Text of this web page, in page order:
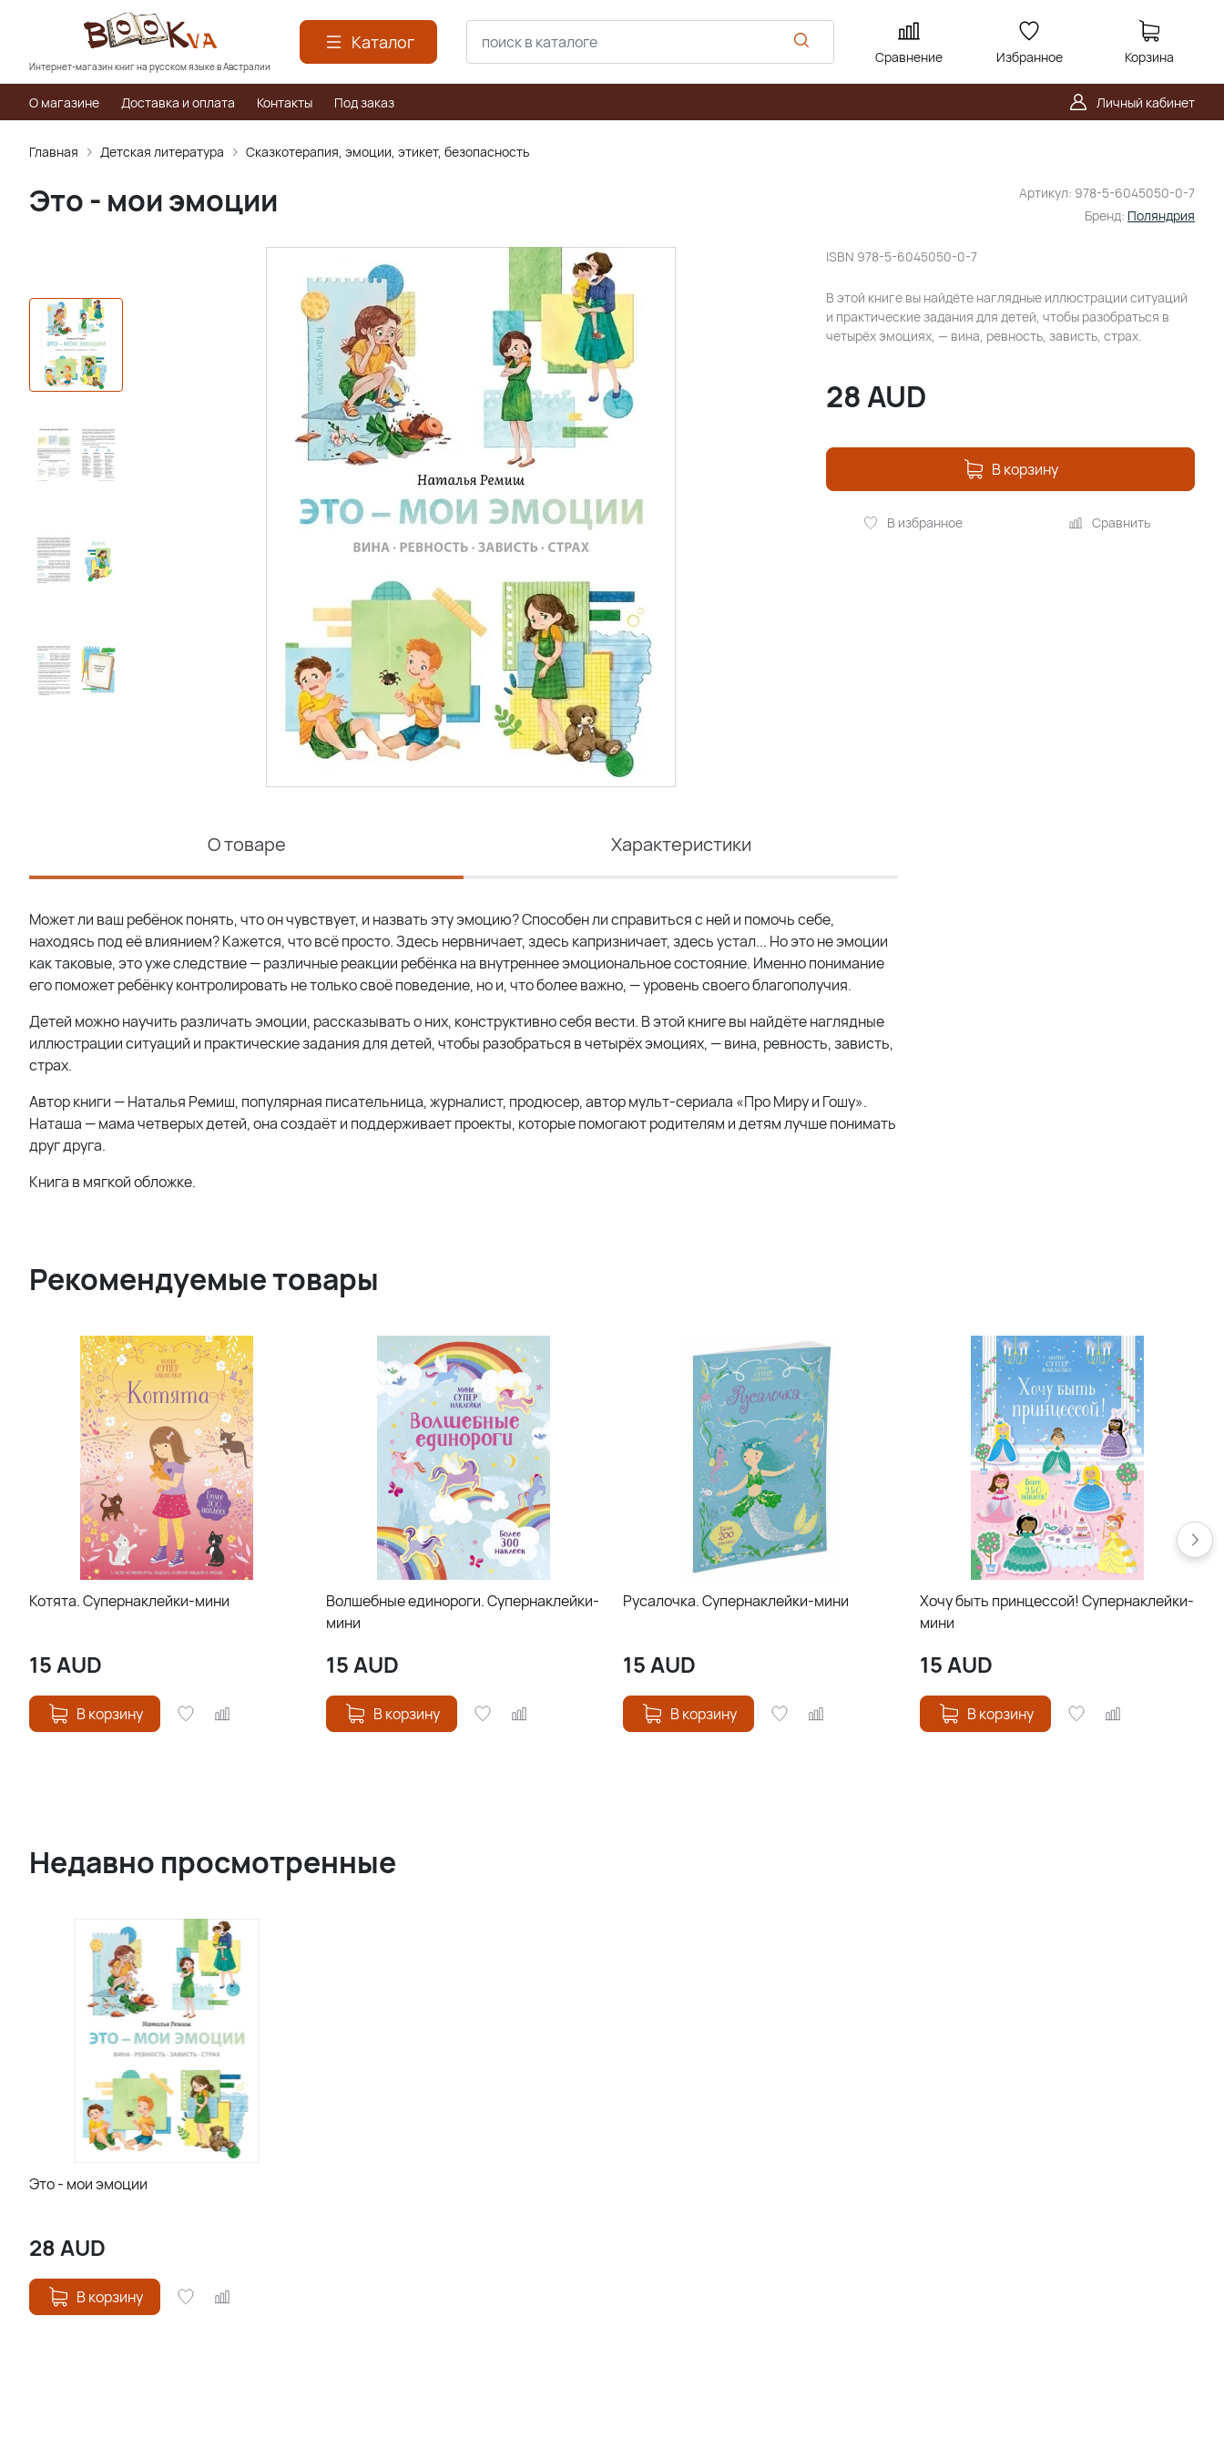
Интернет-магазин книг на русском языке в Австралии
Каталог
Сравнение Избранное Корзина
О магазине Доставка и оплата Контакты Под заказ Личный кабинет
Главная Детская литература Сказкотерапия, эмоции, этикет, безопасность
Артикул: 978-5-6045050-0-7
Бренд: Поляндрия
Это - мои эмоции
ISBN 978-5-6045050-0-7
В этой книге вы найдёте наглядные иллюстрации ситуаций
и практические задания для детей, чтобы разобраться в
четырёх эмоциях, — вина, ревность, зависть, страх.
28AUD
В корзину
В избранное Сравнить
О товаре Характеристики
Может ли ваш ребёнок понять, что он чувствует, и назвать эту эмоцию? Способен ли справиться с ней и помочь себе,
находясь под её влиянием? Кажется, что всё просто. Здесь нервничает, здесь капризничает, здесь устал... Но это не эмоции
как таковые, это уже следствие — различные реакции ребёнка на внутреннее эмоциональное состояние. Именно понимание
его поможет ребёнку контролировать не только своё поведение, но и, что более важно, — уровень своего благополучия.
Детей можно научить различать эмоции, рассказывать о них, конструктивно себя вести. В этой книге вы найдёте наглядные
иллюстрации ситуаций и практические задания для детей, чтобы разобраться в четырёх эмоциях, — вина, ревность, зависть,
страх.
Автор книги — Наталья Ремиш, популярная писательница, журналист, продюсер, автор мульт-сериала «Про Миру и Гошу».
Наташа — мама четверых детей, она создаёт и поддерживает проекты, которые помогают родителям и детям лучше понимать
друг друга.
Книга в мягкой обложке.
Рекомендуемые товары
Котята. Супернаклейки-мини
15AUD
В корзину
Волшебные единороги. Супернаклейки-
мини
15AUD
В корзину
Русалочка. Супернаклейки-мини
15AUD
В корзину
Хочу быть принцессой! Супернаклейки-
мини
15AUD
В корзину
Недавно просмотренные
Это - мои эмоции
28AUD
В корзину